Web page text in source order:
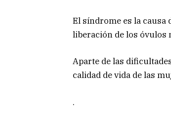
El síndrome es la
liberación de los óvulos
Aparte de las
calidad de vida de las
.